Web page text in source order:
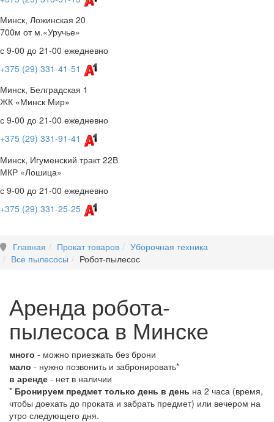
Минск, Ложинская 20
700м от м.«Уручье»
с 9-00 до 21-00 ежедневно
+375 (29) 331-41-51
Минск, Белградская 1
ЖК «Минск Мир»
с 9-00 до 21-00 ежедневно
+375 (29) 331-91-41
Минск, Игуменский тракт 22В
МКР «Лошица»
с 9-00 до 21-00 ежедневно
+375 (29) 331-25-25
Главная Прокат товаров
Уборочная техника
Все пылесосы
Робот-пылесос
Аренда робота-
пылесоса в Минске
много - можно приезжать без брони
мало - нужно позвонить и забронировать*
в аренде - нет в наличии
* Бронируем предмет только день в день на 2 часа (время,
чтобы доехать до проката и забрать предмет) или вечером на
утро следующего дня.